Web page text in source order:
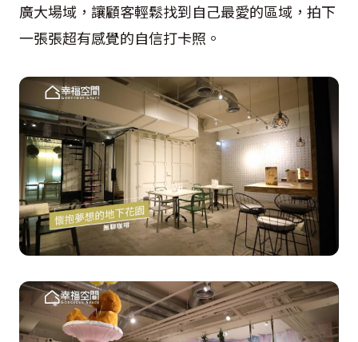
廣大場域，讓顧客輕鬆找到自己最愛的區域，拍下
一張張超有感覺的自信打卡照。